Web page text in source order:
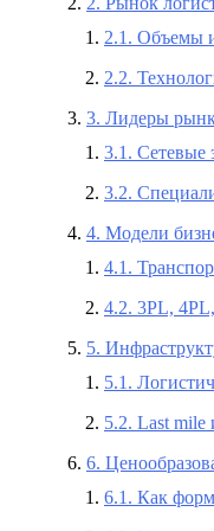
2.1. Объемы
2.2.
3. Лидеры
3.1. Сетевые
3.2.
4. Модели
4.1.
4.2. 3PL,
5.
5.1.
5.2. Last mile
6.
6.1. Как